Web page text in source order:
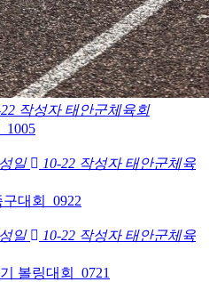
작성자 태안군체육회
일 10-22 작성자 태안군체육
대회_0922
일 10-22 작성자 태안군체육
볼링대회_0721